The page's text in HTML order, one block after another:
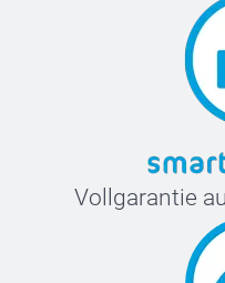
Vollgarantie